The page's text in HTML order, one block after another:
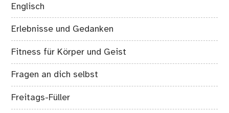
Englisch
Erlebnisse und Gedanken
Fitness für Körper und Geist
Fragen an dich selbst
Freitags-Füller